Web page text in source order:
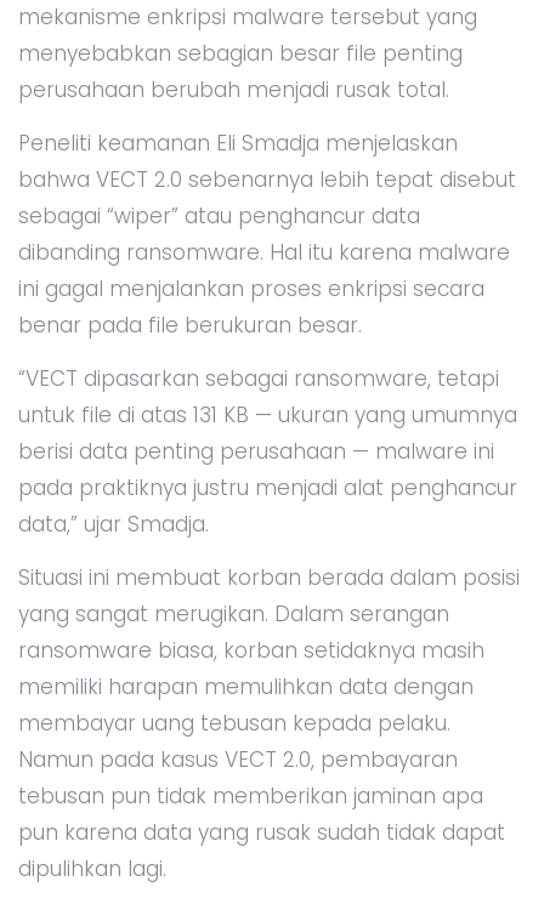
mekanisme enkripsi malware tersebut yang
menyebabkan sebagian besar file penting
perusahaan berubah menjadi rusak total.
Peneliti keamanan Eli Smadja menjelaskan
bahwa VECT 2.0 sebenarnya lebih tepat disebut
sebagai “wiper” atau penghancur data
dibanding ransomware. Hal itu karena malware
ini gagal menjalankan proses enkripsi secara
benar pada file berukuran besar.
“VECT dipasarkan sebagai ransomware, tetapi
untuk file di atas 131 KB — ukuran yang umumnya
berisi data penting perusahaan — malware ini
pada praktiknya justru menjadi alat penghancur
data,” ujar Smadja.
Situasi ini membuat korban berada dalam posisi
yang sangat merugikan. Dalam serangan
ransomware biasa, korban setidaknya masih
memiliki harapan memulihkan data dengan
membayar uang tebusan kepada pelaku.
Namun pada kasus VECT 2.0, pembayaran
tebusan pun tidak memberikan jaminan apa
pun karena data yang rusak sudah tidak dapat
dipulihkan lagi.